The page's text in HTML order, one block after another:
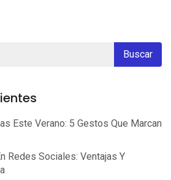
Este Verano: 5 Gestos Que Marcan
Redes Sociales: Ventajas Y